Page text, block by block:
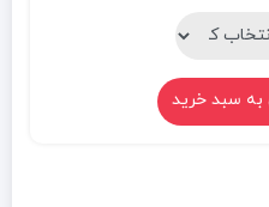
به سبد خرید